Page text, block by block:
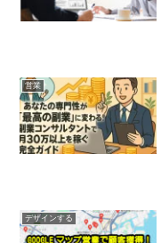
営業
デザインする